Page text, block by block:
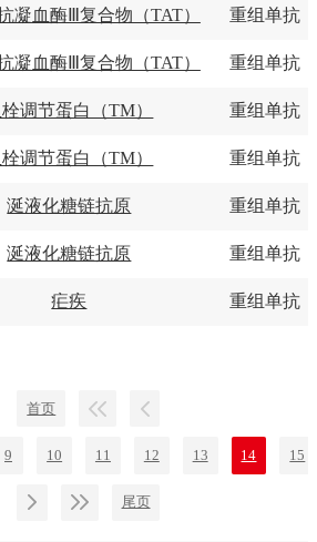
凝血酶Ⅲ复合物（TAT） 重组单抗
凝血酶Ⅲ复合物（TAT） 重组单抗
栓调节蛋白（TM） 重组单抗
栓调节蛋白（TM） 重组单抗
涎液化糖链抗原 重组单抗
涎液化糖链抗原 重组单抗
疟疾 重组单抗
首页
9 10 11 12 13 14 15
尾页